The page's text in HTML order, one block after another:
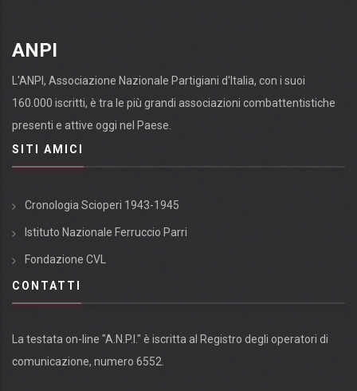
ANPI
L'ANPI, Associazione Nazionale Partigiani d'Italia, con i suoi
160.000 iscritti, è tra le più grandi associazioni combattentistiche
presenti e attive oggi nel Paese.
SITI AMICI
Cronologia Scioperi 1943-1945
Istituto Nazionale Ferruccio Parri
Fondazione CVL
CONTATTI
La testata on-line "A.N.P.I." è iscritta al Registro degli operatori di
comunicazione, numero 6552.